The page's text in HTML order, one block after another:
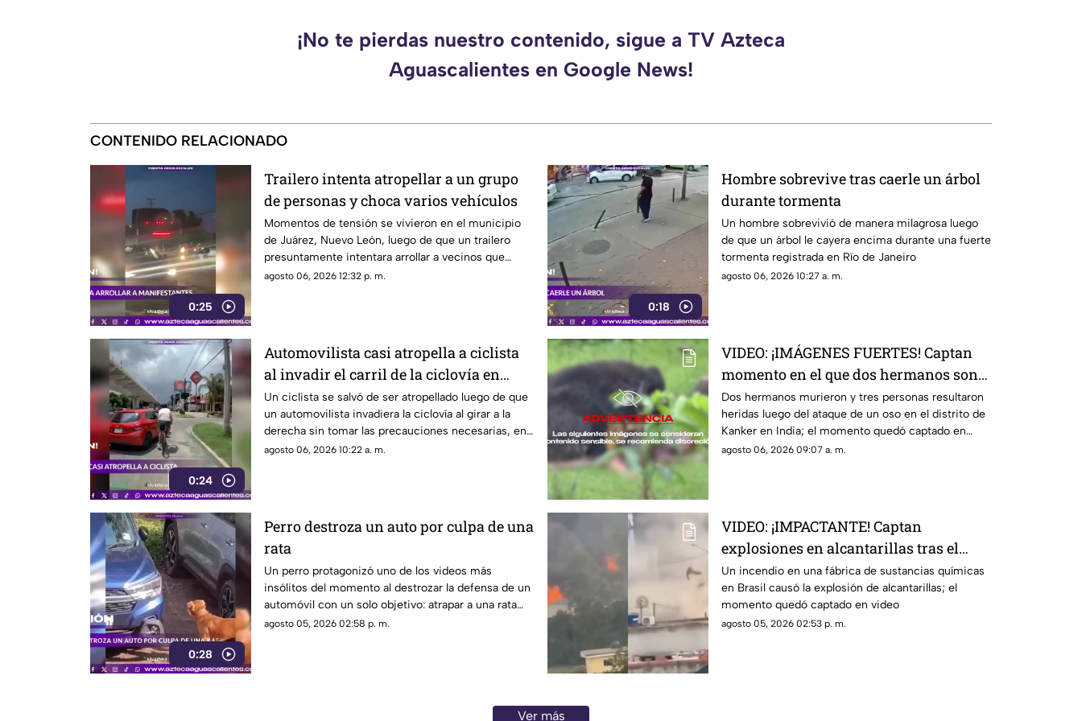
¡No te pierdas nuestro contenido, sigue a TV Azteca
Aguascalientes en Google News!
CONTENIDO RELACIONADO
0:25
Trailero intenta atropellar a un grupo
de personas y choca varios vehículos
Momentos de tensión se vivieron en el municipio
de Juárez, Nuevo León, luego de que un trailero
presuntamente intentara arrollar a vecinos que
bloqueaban la avenida San Roque, en el cuarto
agosto 06, 2026 12:32 p. m.
0:18
Hombre sobrevive tras caerle un árbol
durante tormenta
Un hombre sobrevivió de manera milagrosa luego
de que un árbol le cayera encima durante una fuerte
tormenta registrada en Río de Janeiro
agosto 06, 2026 10:27 a. m.
0:24
Automovilista casi atropella a ciclista
al invadir el carril de la ciclovía en
Guadalajara
Un ciclista se salvó de ser atropellado luego de que
un automovilista invadiera la ciclovía al girar a la
derecha sin tomar las precauciones necesarias, en
Guadalajara, Jalisco
agosto 06, 2026 10:22 a. m.
VIDEO: ¡IMÁGENES FUERTES! Captan
momento en el que dos hermanos son
devorados por un oso
Dos hermanos murieron y tres personas resultaron
heridas luego del ataque de un oso en el distrito de
Kanker en India; el momento quedó captado en
video
agosto 06, 2026 09:07 a. m.
0:28
Perro destroza un auto por culpa de una
rata
Un perro protagonizó uno de los videos más
insólitos del momento al destrozar la defensa de un
automóvil con un solo objetivo: atrapar a una rata
que se había escondido dentro del vehículo
agosto 05, 2026 02:58 p. m.
VIDEO: ¡IMPACTANTE! Captan
explosiones en alcantarillas tras el
incendio en una fábrica
Un incendio en una fábrica de sustancias químicas
en Brasil causó la explosión de alcantarillas; el
momento quedó captado en video
agosto 05, 2026 02:53 p. m.
Ver más